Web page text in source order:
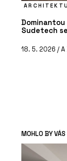
Sudetech
18. 5. 2026 /
MOHLO BY